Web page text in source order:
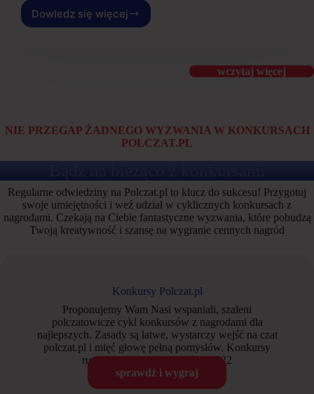
Dowiedz się więcej
Współpraca
wczytaj więcej
NIE PRZEGAP ŻADNEGO WYZWANIA W KONKURSACH
POLCZAT.PL
Regularne odwiedziny na Polczat.pl to klucz do sukcesu! Przygotuj
swoje umiejętności i weź udział w cyklicznych konkursach z
nagrodami. Czekają na Ciebie fantastyczne wyzwania, które pobudzą
Twoją kreatywność i szansę na wygranie cennych nagród
Konkursy Polczat.pl
Proponujemy Wam Nasi wspaniali, szaleni
polczatowicze cykl konkursów z nagrodami dla
najlepszych. Zasady są łatwe, wystarczy wejść na czat
polczat.pl i mięć głowę pełną pomysłów. Konkursy
ruszają z dniem 13 września 2022
sprawdź i wygraj